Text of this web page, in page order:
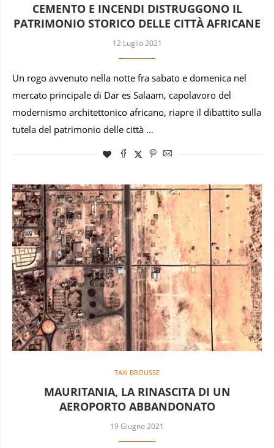
CEMENTO E INCENDI DISTRUGGONO IL
PATRIMONIO STORICO DELLE CITTÀ AFRICANE
12 Luglio 2021
Un rogo avvenuto nella notte fra sabato e domenica nel
mercato principale di Dar es Salaam, capolavoro del
modernismo architettonico africano, riapre il dibattito sulla
tutela del patrimonio delle città …
TAXI BROUSSE
MAURITANIA, LA RINASCITA DI UN
AEROPORTO ABBANDONATO
19 Giugno 2021